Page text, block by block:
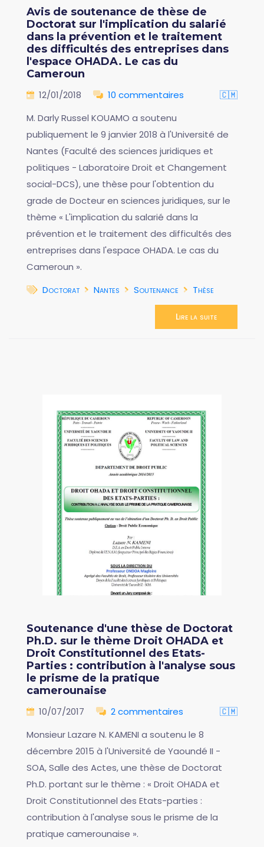
Avis de soutenance de thèse de
Doctorat sur l'implication du salarié
dans la prévention et le traitement
des difficultés des entreprises dans
l'espace OHADA. Le cas du
Cameroun
12/01/2018 10 commentaires
🇨🇲
M. Darly Russel KOUAMO a soutenu
publiquement le 9 janvier 2018 à l'Université de
Nantes (Faculté des sciences juridiques et
politiques - Laboratoire Droit et Changement
social-DCS), une thèse pour l'obtention du
grade de Docteur en sciences juridiques, sur le
thème « L'implication du salarié dans la
prévention et le traitement des difficultés des
entreprises dans l'espace OHADA. Le cas du
Cameroun ».
Doctorat
Nantes Soutenance Thèse
Lire la suite
Soutenance d'une thèse de Doctorat
Ph.D. sur le thème Droit OHADA et
Droit Constitutionnel des Etats-
Parties : contribution à l'analyse sous
le prisme de la pratique
camerounaise
10/07/2017 2 commentaires
🇨🇲
Monsieur Lazare N. KAMENI a soutenu le 8
décembre 2015 à l'Université de Yaoundé II -
SOA, Salle des Actes, une thèse de Doctorat
Ph.D. portant sur le thème : « Droit OHADA et
Droit Constitutionnel des Etats-parties :
contribution à l'analyse sous le prisme de la
pratique camerounaise ».